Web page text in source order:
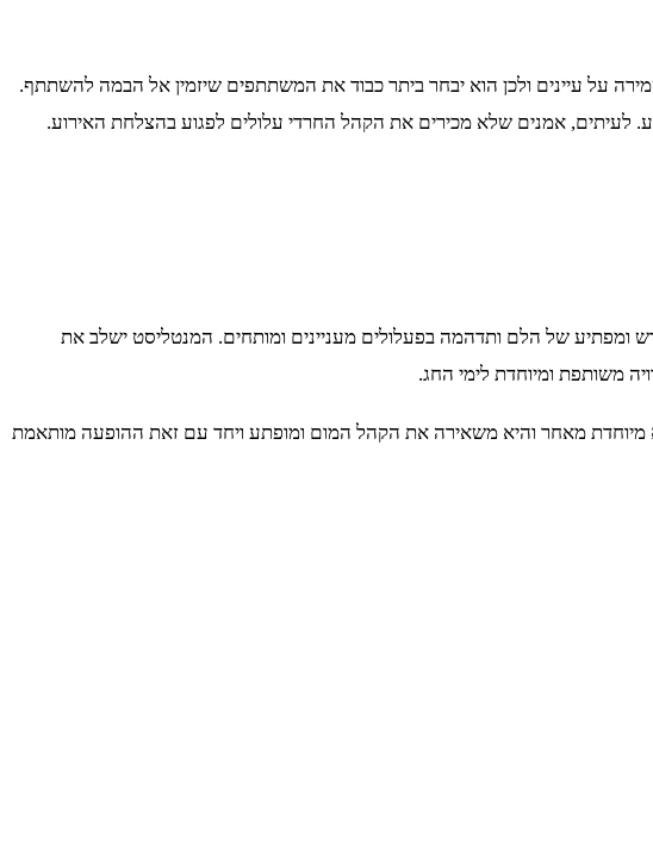
על עיינים ולכן הוא יבחר ביתר כבוד את המשתתפים שיזמין אל הבמה להשתתף.
לעיתים, אמנים שלא מכירים את הקהל החרדי עלולים לפגוע בהצלחת האירוע.
ומפתיע של הלם ותדהמה בפעלולים מעניינים ומותחים. המנטליסט ישלב את
משותפת ומיוחדת לימי החג.
מיוחדת מאחר והיא משאירה את הקהל המום ומופתע ויחד עם זאת ההופעה מותאמת